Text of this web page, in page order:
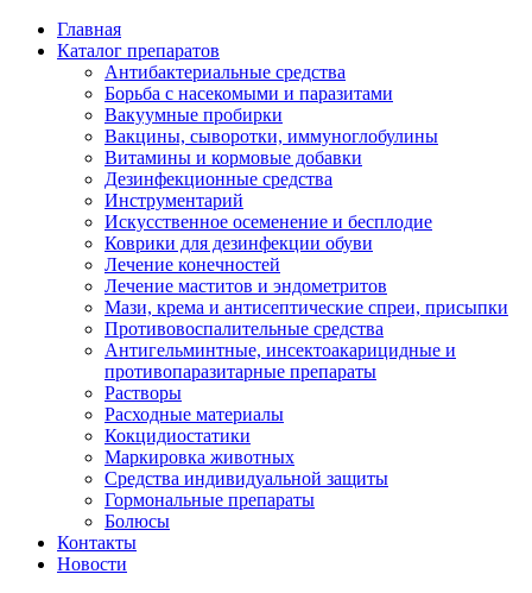
Главная
Каталог препаратов
Антибактериальные средства
Борьба с насекомыми и паразитами
Вакуумные пробирки
Вакцины, сыворотки, иммуноглобулины
Витамины и кормовые добавки
Дезинфекционные средства
Инструментарий
Искусственное осеменение и бесплодие
Коврики для дезинфекции обуви
Лечение конечностей
Лечение маститов и эндометритов
Мази, крема и антисептические спреи, присыпки
Противовоспалительные средства
Антигельминтные, инсектоакарицидные и
противопаразитарные препараты
Растворы
Расходные материалы
Кокцидиостатики
Маркировка животных
Средства индивидуальной защиты
Гормональные препараты
Болюсы
Контакты
Новости